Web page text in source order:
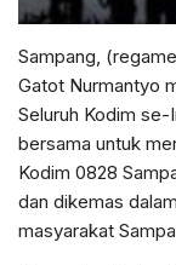
Sampang,
Gatot Nurmantyo
Seluruh Kodim
bersama untuk
Kodim 0828
dan dikemas
masyarakat